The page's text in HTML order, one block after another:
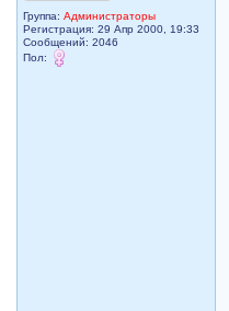
Группа:Администраторы
Регистрация: 29 Апр 2000, 19:33
Сообщений: 2046
Пол: